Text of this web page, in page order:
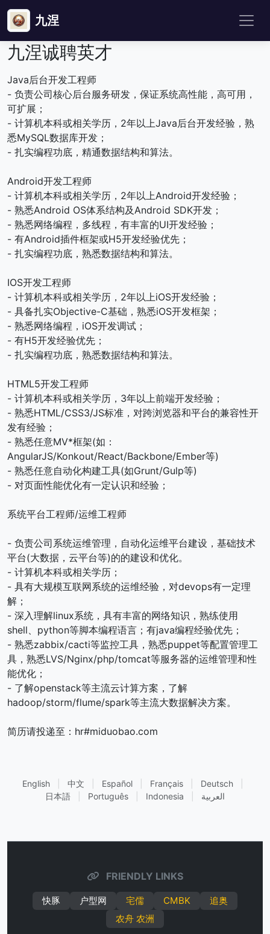
九涅
九涅诚聘英才
Java后台开发工程师
- 负责公司核心后台服务研发，保证系统高性能，高可用，
可扩展；
- 计算机本科或相关学历，2年以上Java后台开发经验，熟
悉MySQL数据库开发；
- 扎实编程功底，精通数据结构和算法。
Android开发工程师
- 计算机本科或相关学历，2年以上Android开发经验；
- 熟悉Android OS体系结构及Android SDK开发；
- 熟悉网络编程，多线程，有丰富的UI开发经验；
- 有Android插件框架或H5开发经验优先；
- 扎实编程功底，熟悉数据结构和算法。
IOS开发工程师
- 计算机本科或相关学历，2年以上iOS开发经验；
- 具备扎实Objective-C基础，熟悉iOS开发框架；
- 熟悉网络编程，iOS开发调试；
- 有H5开发经验优先；
- 扎实编程功底，熟悉数据结构和算法。
HTML5开发工程师
- 计算机本科或相关学历，3年以上前端开发经验；
- 熟悉HTML/CSS3/JS标准，对跨浏览器和平台的兼容性开
发有经验；
- 熟悉任意MV*框架(如：
AngularJS/Konkout/React/Backbone/Ember等)
- 熟悉任意自动化构建工具(如Grunt/Gulp等)
- 对页面性能优化有一定认识和经验；
系统平台工程师/运维工程师
- 负责公司系统运维管理，自动化运维平台建设，基础技术
平台(大数据，云平台等)的的建设和优化。
- 计算机本科或相关学历；
- 具有大规模互联网系统的运维经验，对devops有一定理
解；
- 深入理解linux系统，具有丰富的网络知识，熟练使用
shell、python等脚本编程语言；有java编程经验优先；
- 熟悉zabbix/cacti等监控工具，熟悉puppet等配置管理工
具，熟悉LVS/Nginx/php/tomcat等服务器的运维管理和性
能优化；
- 了解openstack等主流云计算方案，了解
hadoop/storm/flume/spark等主流大数据解决方案。
简历请投递至：hr#miduobao.com
English 中文 Español Français Deutsch
日本語
Português Indonesia العربية
FRIENDLY LINKS
快豚 户型网 宅儒 CMBK
追奥
农舟 农洲